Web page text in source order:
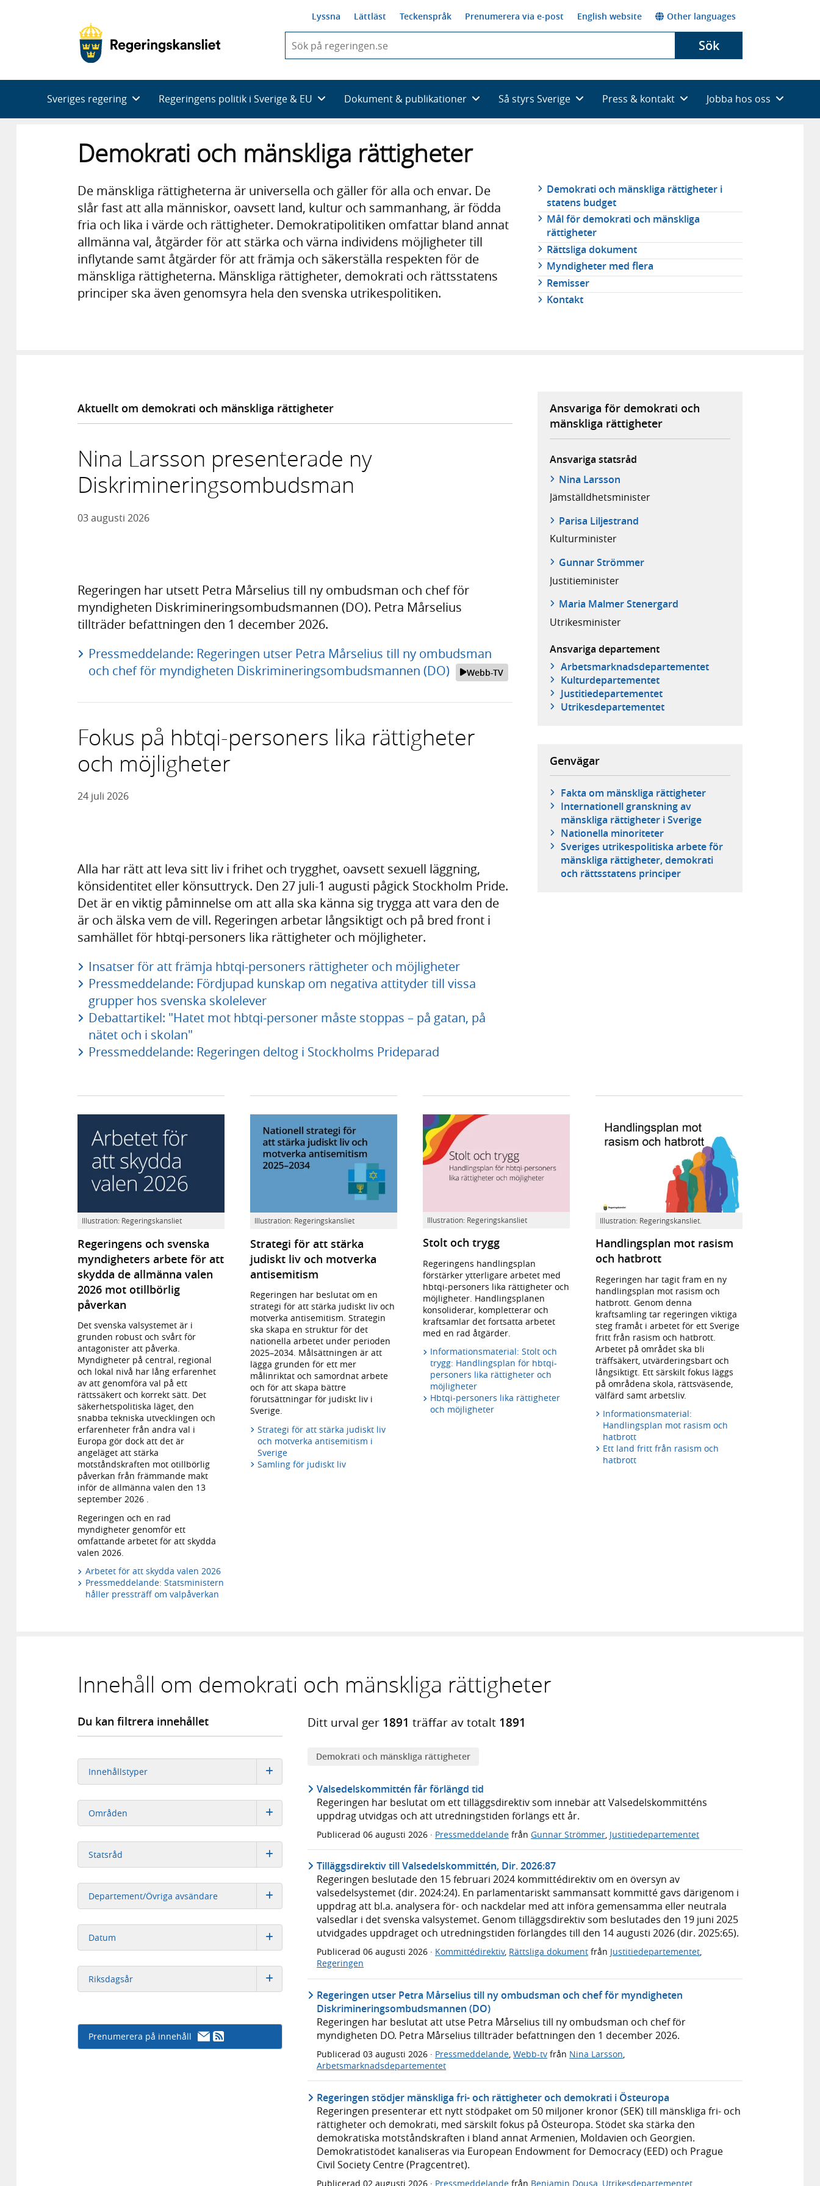
Lyssna Lättläst Teckenspråk Prenumerera via e-post English website Other languages
du
skriva
framträder
en
med
sökförslag
Sök
Sveriges regering Regeringens politik i Sverige & EU Dokument & publikationer Så styrs Sverige Press & kontakt Jobba hos oss
Demokrati och mänskliga rättigheter
De mänskliga rättigheterna är universella och gäller för alla och envar. De
slår fast att alla människor, oavsett land, kultur och sammanhang, är födda
fria och lika i värde och rättigheter. Demokratipolitiken omfattar bland annat
allmänna val, åtgärder för att stärka och värna individens möjligheter till
inflytande samt åtgärder för att främja och säkerställa respekten för de
mänskliga rättigheterna. Mänskliga rättigheter, demokrati och rättsstatens
principer ska även genomsyra hela den svenska utrikespolitiken.
Relaterad
navigering
Demokrati och mänskliga rättigheter i
statens budget
Mål för demokrati och mänskliga
rättigheter
Rättsliga dokument
Myndigheter med flera
Remisser
Kontakt
Ansvariga för demokrati och
mänskliga rättigheter
Ansvariga statsråd
Nina Larsson
Jämställdhets­minister
Parisa Liljestrand
Kultur­minister
Gunnar Strömmer
Justitie­minister
Maria Malmer Stenergard
Utrikes­minister
Ansvariga departement
Arbetsmarknads­departementet
Kultur­departementet
Justitie­departementet
Utrikes­departementet
Genvägar
Fakta om mänskliga rättigheter
Internationell granskning av
mänskliga rättigheter i Sverige
Nationella minoriteter
Sveriges utrikespolitiska arbete för
mänskliga rättigheter, demokrati
och rättsstatens principer
Aktuellt om demokrati och mänskliga rättigheter
Nina Larsson presenterade ny
Diskrimineringsombudsman
03 augusti 2026
Regeringen har utsett Petra Mårselius till ny ombudsman och chef för
myndigheten Diskrimineringsombudsmannen (DO). Petra Mårselius
tillträder befattningen den 1 december 2026.
Pressmeddelande: Regeringen utser Petra Mårselius till ny ombudsman
och chef för myndigheten Diskrimineringsombudsmannen (DO)
Webb-TV
Fokus på hbtqi-personers lika rättigheter
och möjligheter
24 juli 2026
Alla har rätt att leva sitt liv i frihet och trygghet, oavsett sexuell läggning,
könsidentitet eller könsuttryck. Den 27 juli-1 augusti pågick Stockholm Pride.
Det är en viktig påminnelse om att alla ska känna sig trygga att vara den de
är och älska vem de vill. Regeringen arbetar långsiktigt och på bred front i
samhället för hbtqi-personers lika rättigheter och möjligheter.
Insatser för att främja hbtqi-personers rättigheter och möjligheter
Pressmeddelande: Fördjupad kunskap om negativa attityder till vissa
grupper hos svenska skolelever
Debattartikel: "Hatet mot hbtqi-personer måste stoppas – på gatan, på
nätet och i skolan"
Pressmeddelande: Regeringen deltog i Stockholms Prideparad
Illustration: Regeringskansliet
Regeringens och svenska
myndigheters arbete för att
skydda de allmänna valen
2026 mot otillbörlig
påverkan
Det svenska valsystemet är i
grunden robust och svårt för
antagonister att påverka.
Myndigheter på central, regional
och lokal nivå har lång erfarenhet
av att genomföra val på ett
rättssäkert och korrekt sätt. Det
säkerhetspolitiska läget, den
snabba tekniska utvecklingen och
erfarenheter från andra val i
Europa gör dock att det är
angeläget att stärka
motståndskraften mot otillbörlig
påverkan från främmande makt
inför de allmänna valen den 13
september 2026 .
Regeringen och en rad
myndigheter genomför ett
omfattande arbetet för att skydda
valen 2026.
Arbetet för att skydda valen 2026
Pressmeddelande: Statsministern
håller pressträff om valpåverkan
Illustration: Regeringskansliet
Strategi för att stärka
judiskt liv och motverka
antisemitism
Regeringen har beslutat om en
strategi för att stärka judiskt liv och
motverka antisemitism. Strategin
ska skapa en struktur för det
nationella arbetet under perioden
2025–2034. Målsättningen är att
lägga grunden för ett mer
målinriktat och samordnat arbete
och för att skapa bättre
förutsättningar för judiskt liv i
Sverige.
Strategi för att stärka judiskt liv
och motverka antisemitism i
Sverige
Samling för judiskt liv
Illustration: Regeringskansliet
Stolt och trygg
Regeringens handlingsplan
förstärker ytterligare arbetet med
hbtqi-personers lika rättigheter och
möjligheter. Handlingsplanen
konsoliderar, kompletterar och
kraftsamlar det fortsatta arbetet
med en rad åtgärder.
Informationsmaterial: Stolt och
trygg: Handlingsplan för hbtqi-
personers lika rättigheter och
möjligheter
Hbtqi-personers lika rättigheter
och möjligheter
Illustration: Regeringskansliet.
Handlingsplan mot rasism
och hatbrott
Regeringen har tagit fram en ny
handlingsplan mot rasism och
hatbrott. Genom denna
kraftsamling tar regeringen viktiga
steg framåt i arbetet för ett Sverige
fritt från rasism och hatbrott.
Arbetet på området ska bli
träffsäkert, utvärderingsbart och
långsiktigt. Ett särskilt fokus läggs
på områdena skola, rättsväsende,
välfärd samt arbetsliv.
Informationsmaterial:
Handlingsplan mot rasism och
hatbrott
Ett land fritt från rasism och
hatbrott
Innehåll om demokrati och mänskliga rättigheter
Du kan filtrera innehållet
Innehållstyper
Områden
Statsråd
Departement/Övriga avsändare
Datum
Riksdagsår
Prenumerera på innehåll
Ditt urval ger 1891 träffar av totalt 1891
Demokrati och mänskliga rättigheter
Valsedelskommittén får förlängd tid
Regeringen har beslutat om ett tilläggsdirektiv som innebär att Valsedelskommitténs
uppdrag utvidgas och att utredningstiden förlängs ett år.
Publicerad06 augusti 2026 · Pressmeddelande frånGunnar Strömmer Justitiedepartementet
Tilläggsdirektiv till Valsedelskommittén, Dir. 2026:87
Regeringen beslutade den 15 februari 2024 kommittédirektiv om en översyn av
valsedelsystemet (dir. 2024:24). En parlamentariskt sammansatt kommitté gavs därigenom i
uppdrag att bl.a. analysera för- och nackdelar med att införa gemensamma eller neutrala
valsedlar i det svenska valsystemet. Genom tilläggsdirektiv som beslutades den 19 juni 2025
utvidgades uppdraget och utredningstiden förlängdes till den 14 augusti 2026 (dir. 2025:65).
Publicerad06 augusti 2026 · Kommittédirektiv, Rättsliga dokument från Justitiedepartementet,
Regeringen
Regeringen utser Petra Mårselius till ny ombudsman och chef för myndigheten
Diskrimineringsombudsmannen (DO)
Regeringen har beslutat att utse Petra Mårselius till ny ombudsman och chef för
myndigheten DO. Petra Mårselius tillträder befattningen den 1 december 2026.
Publicerad03 augusti 2026 · Pressmeddelande,Webb-tv från Nina Larsson,
Arbetsmarknadsdepartementet
Regeringen stödjer mänskliga fri- och rättigheter och demokrati i Östeuropa
Regeringen presenterar ett nytt stödpaket om 50 miljoner kronor (SEK) till mänskliga fri- och
rättigheter och demokrati, med särskilt fokus på Östeuropa. Stödet ska stärka den
demokratiska motståndskraften i bland annat Armenien, Moldavien och Georgien.
Demokratistödet kanaliseras via European Endowment for Democracy (EED) och Prague
Civil Society Centre (Pragcentret).
Publicerad02 augusti 2026 · Pressmeddelande från Benjamin Dousa Utrikesdepartementet